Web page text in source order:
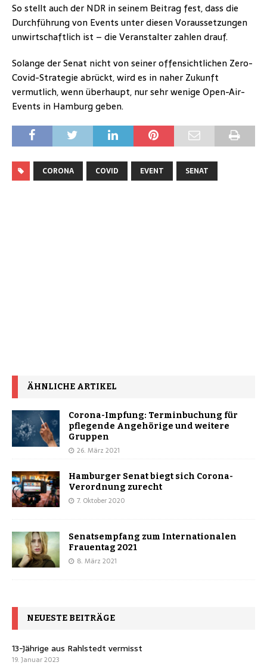
So stellt auch der NDR in seinem Beitrag fest, dass die
Durchführung von Events unter diesen Voraussetzungen
unwirtschaftlich ist – die Veranstalter zahlen drauf.
Solange der Senat nicht von seiner offensichtlichen Zero-
Covid-Strategie abrückt, wird es in naher Zukunft
vermutlich, wenn überhaupt, nur sehr wenige Open-Air-
Events in Hamburg geben.
CORONA COVID EVENT SENAT
ÄHNLICHE ARTIKEL
Corona-Impfung: Terminbuchung für
pflegende Angehörige und weitere
Gruppen
26. März 2021
Hamburger Senat biegt sich Corona-
Verordnung zurecht
7. Oktober 2020
Senatsempfang zum Internationalen
Frauentag 2021
8. März 2021
NEUESTE BEITRÄGE
13-Jährige aus Rahlstedt vermisst
19. Januar 2023